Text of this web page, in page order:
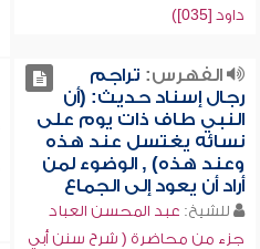
داود [035])
الفهرس: تراجم
رجال إسناد حديث: (أن
النبي طاف ذات يوم على
نسائه يغتسل عند هذه
وعند هذه) , الوضوء لمن
أراد أن يعود إلى الجماع
للشيخ: عبد المحسن العباد
جزء من محاضرة ( شرح سنن أبي